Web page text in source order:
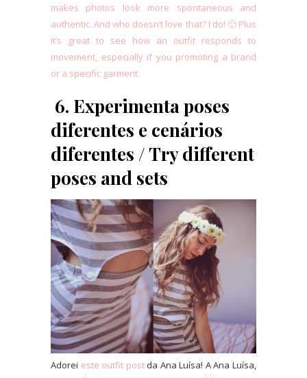
makes photos look more spontaneous and
authentic. And who doesn’t love that? I do! 🙂 Plus
it’s great to see how an outfit responds to
movement, especially if you promoting a brand
or a specific garment.
6. Experimenta poses
diferentes e cenários
diferentes / Try different
poses and sets
Adorei este outfit postda Ana Luísa! A Ana Luísa,